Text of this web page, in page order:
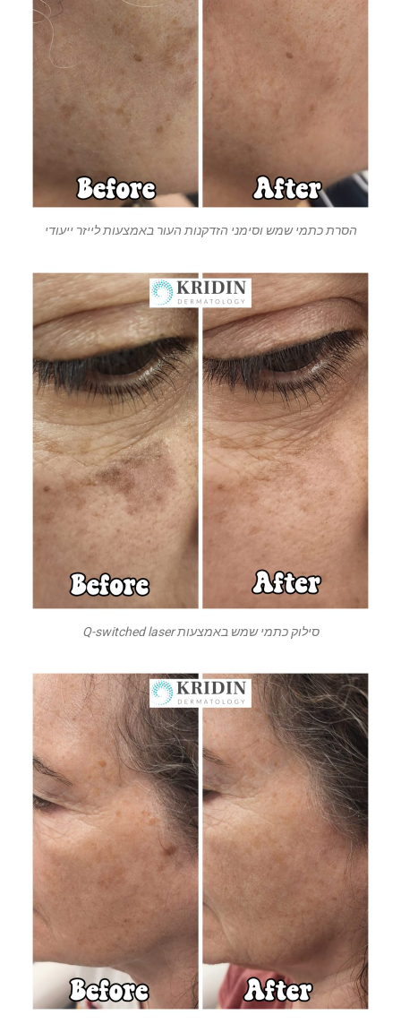
הסרת כתמי שמש וסימני הזדקנות העור באמצעות לייזר ייעודי
סילוק כתמי שמש באמצעות Q-switched laser